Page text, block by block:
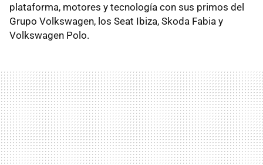
plataforma, motores y tecnología con sus primos del
Grupo Volkswagen, los Seat Ibiza, Skoda Fabia y
Volkswagen Polo.